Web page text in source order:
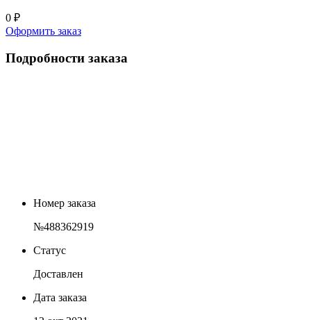
0 ₽
Оформить заказ
Подробности заказа
Номер заказа
№488362919
Статус
Доставлен
Дата заказа